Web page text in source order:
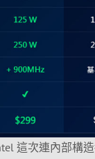
這次連內部構